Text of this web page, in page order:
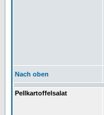
Nach oben
Pellkartoffelsalat